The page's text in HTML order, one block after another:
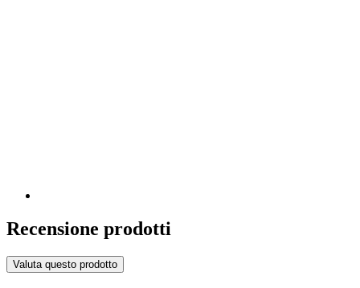
Recensione prodotti
Valuta questo prodotto